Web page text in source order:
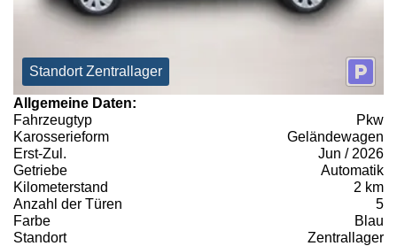
Standort Zentrallager
Allgemeine Daten:
Fahrzeugtyp
Pkw
Karosserieform
Geländewagen
Erst-Zul.
Jun / 2026
Getriebe
Automatik
Kilometerstand
2 km
Anzahl der Türen
5
Farbe
Blau
Standort
Zentrallager